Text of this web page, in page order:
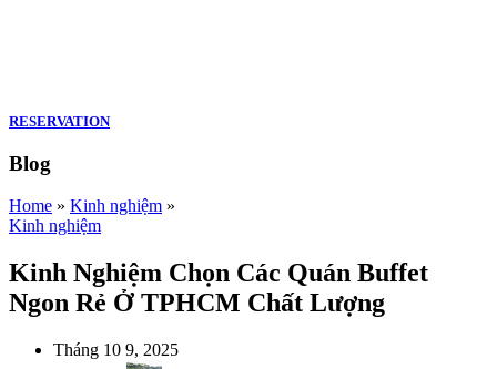
RESERVATION
Blog
Home » Kinh nghiệm »
Kinh nghiệm
Kinh Nghiệm Chọn Các Quán Buffet
Ngon Rẻ Ở TPHCM Chất Lượng
Tháng 10 9, 2025